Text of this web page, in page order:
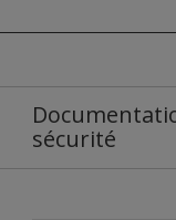
sécurité